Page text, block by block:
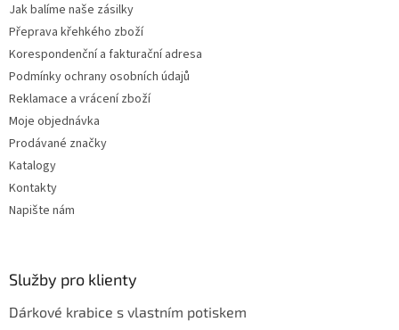
Jak balíme naše zásilky
Přeprava křehkého zboží
Korespondenční a fakturační adresa
Podmínky ochrany osobních údajů
Reklamace a vrácení zboží
Moje objednávka
Prodávané značky
Katalogy
Kontakty
Napište nám
Služby pro klienty
Dárkové krabice s vlastním potiskem